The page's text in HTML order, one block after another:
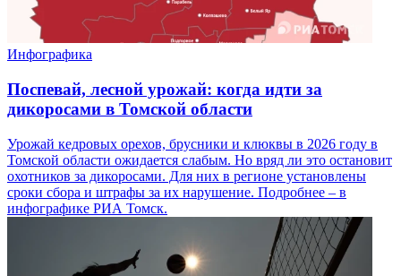
Инфографика
Поспевай, лесной урожай: когда идти за
дикоросами в Томской области
Урожай кедровых орехов, брусники и клюквы в 2026 году в
Томской области ожидается слабым. Но вряд ли это остановит
охотников за дикоросами. Для них в регионе установлены
сроки сбора и штрафы за их нарушение. Подробнее – в
инфографике РИА Томск.